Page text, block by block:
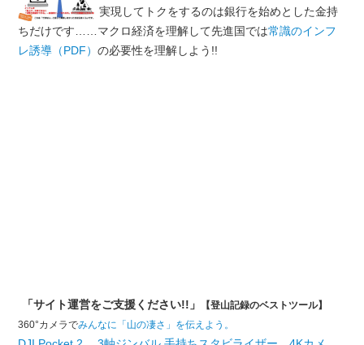
実現してトクをするのは銀行を始めとした金持
ちだけです……マクロ経済を理解して先進国では常識のインフ
レ誘導（PDF） の必要性を理解しよう!!
「サイト運営をご支援ください!!」
【登山記録のベストツール】
360°カメラでみんなに「山の凄さ」を伝えよう。